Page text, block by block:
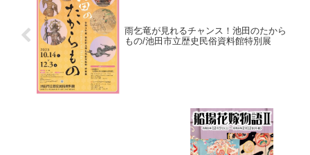
雨乞竜が見れるチャンス！池田のたから
もの/池田市立歴史民俗資料館特別展